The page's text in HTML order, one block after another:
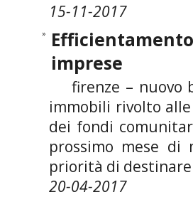
15-11-2017
»
imprese
firenze – nuovo
immobili rivolto
dei fondi
prossimo mese
priorità di
20-04-2017